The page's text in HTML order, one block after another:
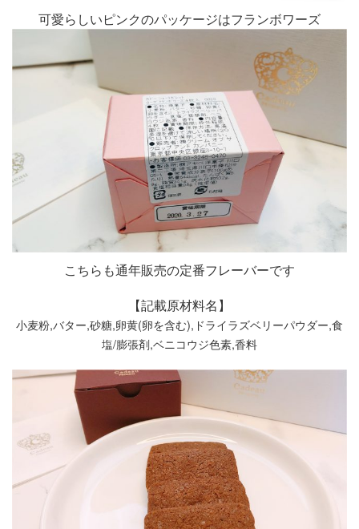
可愛らしいピンクのパッケージはフランボワーズ
こちらも通年販売の定番フレーバーです
【記載原材料名】
小麦粉,バター,砂糖,卵黄(卵を含む),ドライラズベリーパウダー,食
塩/膨張剤,ベニコウジ色素,香料